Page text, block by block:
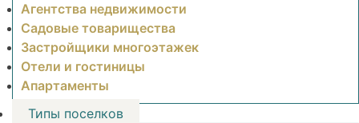
Агентства недвижимости
Садовые товарищества
Застройщики многоэтажек
Отели и гостиницы
Апартаменты
Типы поселков